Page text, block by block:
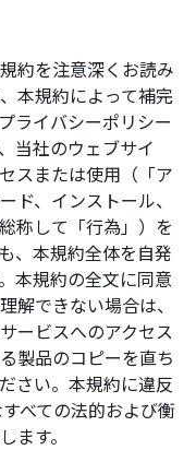
約を注意深くお読み
本規約によって補完
ライバシーポリシー
当社のウェブサイ
スまたは使用（「ア
ド、インストール、
称して「行為」）を
、本規約全体を自発
本規約の全文に同意
解できない場合は、
ービスへのアクセス
製品のコピーを直ち
さい。本規約に違反
べての法的および衡
ます。